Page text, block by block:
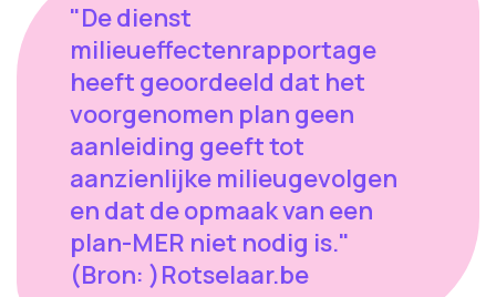
"De dienst
milieueffectenrapportage
heeft geoordeeld dat het
voorgenomen plan geen
aanleiding geeft tot
aanzienlijke milieugevolgen
en dat de opmaak van een
plan-MER niet nodig is."
(Bron: )Rotselaar.be